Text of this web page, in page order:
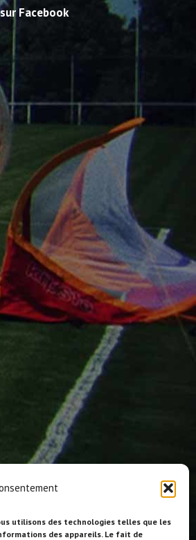
utilisons des technologies telles que les
des appareils. Le fait de
Facebook